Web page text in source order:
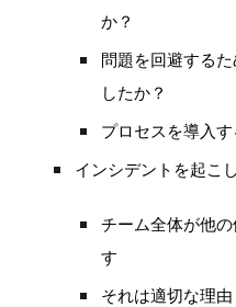
か？
問題を回避する
したか？
プロセスを導入
インシデントを起こ
チーム全体が他
す
それは適切な理